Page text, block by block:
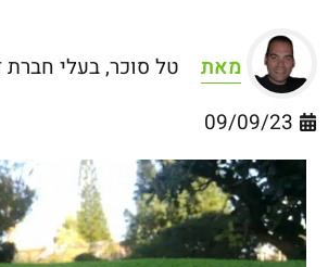
מאת
טל סוכר, בעלי
09/09/23